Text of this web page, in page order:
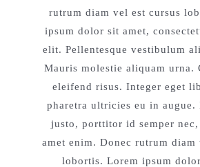
rutrum diam vel est cursus
ipsum dolor sit amet,
elit. Pellentesque vestibulum
Mauris molestie aliquam urna.
eleifend risus. Integer eget
pharetra ultricies eu in augue.
justo, porttitor id semper
amet enim. Donec rutrum diam
lobortis. Lorem ipsum